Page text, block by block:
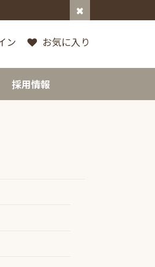
ン お気に入り
採用情報